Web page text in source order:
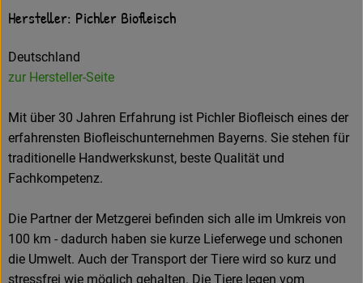
Hersteller: Pichler Biofleisch
Deutschland
zur Hersteller-Seite
Mit über 30 Jahren Erfahrung ist Pichler Biofleisch eines der
erfahrensten Biofleischunternehmen Bayerns. Sie stehen für
traditionelle Handwerkskunst, beste Qualität und
Fachkompetenz.
Die Partner der Metzgerei befinden sich alle im Umkreis von
100 km - dadurch haben sie kurze Lieferwege und schonen
die Umwelt. Auch der Transport der Tiere wird so kurz und
stressfrei wie möglich gehalten. Die Tiere legen vom